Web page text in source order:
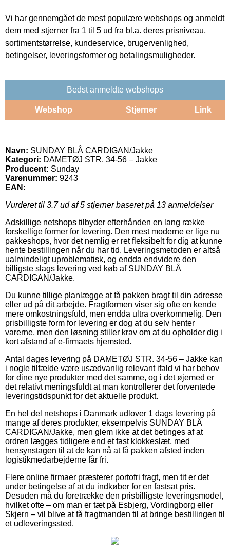
Vi har gennemgået de mest populære webshops og anmeldt
dem med stjerner fra 1 til 5 ud fra bl.a. deres prisniveau,
sortimentstørrelse, kundeservice, brugervenlighed,
betingelser, leveringsformer og betalingsmuligheder.
Bedst anmeldte webshops
Webshop Stjerner Link
Navn: SUNDAY BLÅ CARDIGAN/Jakke
Kategori: DAMETØJ STR. 34-56 – Jakke
Producent: Sunday
Varenummer: 9243
EAN:
Vurderet til 3.7ud af 5 stjerner baseret på 13 anmeldelser
Adskillige netshops tilbyder efterhånden en lang række
forskellige former for levering. Den mest moderne er lige nu
pakkeshops, hvor det nemlig er ret fleksibelt for dig at kunne
hente bestillingen når du har tid. Leveringsmetoden er altså
ualmindeligt uproblematisk, og endda endvidere den
billigste slags levering ved køb af SUNDAY BLÅ
CARDIGAN/Jakke.
Du kunne tillige planlægge at få pakken bragt til din adresse
eller ud på dit arbejde. Fragtformen viser sig ofte en kende
mere omkostningsfuld, men endda ultra overkommelig. Den
prisbilligste form for levering er dog at du selv henter
varerne, men den løsning stiller krav om at du opholder dig i
kort afstand af e-firmaets hjemsted.
Antal dages levering på DAMETØJ STR. 34-56 – Jakke kan
i nogle tilfælde være usædvanlig relevant ifald vi har behov
for dine nye produkter med det samme, og i det øjemed er
det relativt meningsfuldt at man kontrollerer det forventede
leveringstidspunkt for det aktuelle produkt.
En hel del netshops i Danmark udlover 1 dags levering på
mange af deres produkter, eksempelvis SUNDAY BLÅ
CARDIGAN/Jakke, men glem ikke at det betinges af at
ordren lægges tidligere end et fast klokkeslæt, med
hensynstagen til at de kan nå at få pakken afsted inden
logistikmedarbejderne får fri.
Flere online firmaer præsterer portofri fragt, men tit er det
under betingelse af at du indkøber for en fastsat pris.
Desuden må du foretrække den prisbilligste leveringsmodel,
hvilket ofte – om man er tæt på Esbjerg, Vordingborg eller
Skjern – vil blive at få fragtmanden til at bringe bestillingen til
et udleveringssted.